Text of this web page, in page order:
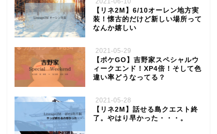
【リネ2M】6/10オーレン地方実
装！懐古的だけど新しい場所って
なんか嬉しい
2021-05-29
【ポケGO】吉野家スペシャルウ
ィークエンド！XP4倍！そして色
違い率どうなってる？
2021-05-28
【リネ2M】話せる島クエスト終
了。やはり早かった・・・。